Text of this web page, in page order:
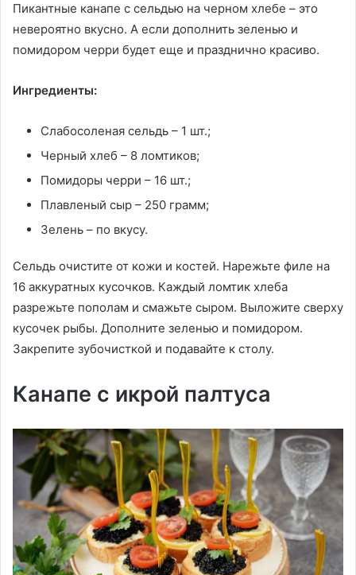
Пикантные канапе с сельдью на черном хлебе – это
невероятно вкусно. А если дополнить зеленью и
помидором черри будет еще и празднично красиво.
Ингредиенты:
Слабосоленая сельдь – 1 шт.;
Черный хлеб – 8 ломтиков;
Помидоры черри – 16 шт.;
Плавленый сыр – 250 грамм;
Зелень – по вкусу.
Сельдь очистите от кожи и костей. Нарежьте филе на
16 аккуратных кусочков. Каждый ломтик хлеба
разрежьте пополам и смажьте сыром. Выложите сверху
кусочек рыбы. Дополните зеленью и помидором.
Закрепите зубочисткой и подавайте к столу.
Канапе с икрой палтуса